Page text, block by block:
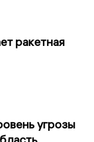
ракетная
угрозы